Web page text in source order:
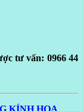
tư vấn: 0966 44
KÍNH HOA